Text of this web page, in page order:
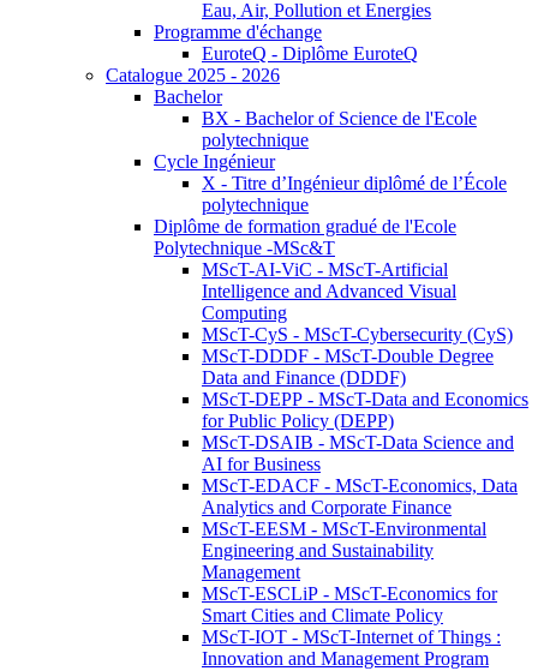
Eau, Air, Pollution et Energies
Programme d'échange
EuroteQ - Diplôme EuroteQ
Catalogue 2025 - 2026
Bachelor
BX - Bachelor of Science de l'Ecole
polytechnique
Cycle Ingénieur
X - Titre d’Ingénieur diplômé de l’École
polytechnique
Diplôme de formation gradué de l'Ecole
Polytechnique -MSc&T
MScT-AI-ViC - MScT-Artificial
Intelligence and Advanced Visual
Computing
MScT-CyS - MScT-Cybersecurity (CyS)
MScT-DDDF - MScT-Double Degree
Data and Finance (DDDF)
MScT-DEPP - MScT-Data and Economics
for Public Policy (DEPP)
MScT-DSAIB - MScT-Data Science and
AI for Business
MScT-EDACF - MScT-Economics, Data
Analytics and Corporate Finance
MScT-EESM - MScT-Environmental
Engineering and Sustainability
Management
MScT-ESCLiP - MScT-Economics for
Smart Cities and Climate Policy
MScT-IOT - MScT-Internet of Things :
Innovation and Management Program